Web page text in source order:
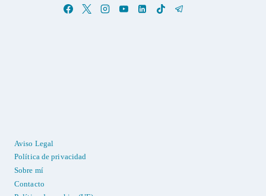
Aviso Legal
Política de privacidad
Sobre mí
Contacto